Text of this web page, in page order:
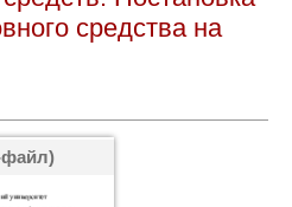
средства на
файл)